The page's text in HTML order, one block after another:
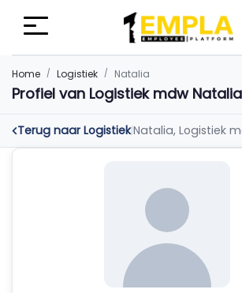
Home Logistiek Natalia
Profiel van Logistiek mdw Natalia
Terug naar Logistiek|Natalia, Logistiek